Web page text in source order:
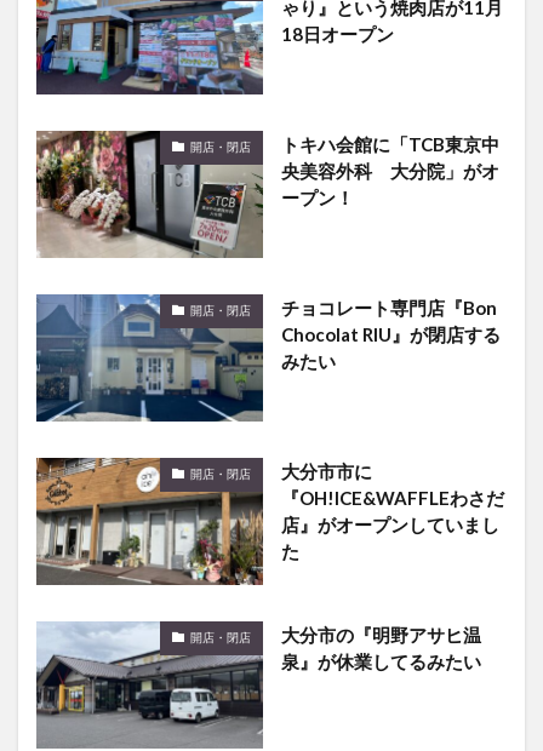
ゃり』という焼肉店が11月
18日オープン
開店・閉店
トキハ会館に「TCB東京中
央美容外科 大分院」がオ
ープン！
開店・閉店
チョコレート専門店『Bon
Chocolat RIU』が閉店する
みたい
開店・閉店
大分市市に
『OH!ICE&WAFFLEわさだ
店』がオープンしていまし
た
開店・閉店
大分市の『明野アサヒ温
泉』が休業してるみたい